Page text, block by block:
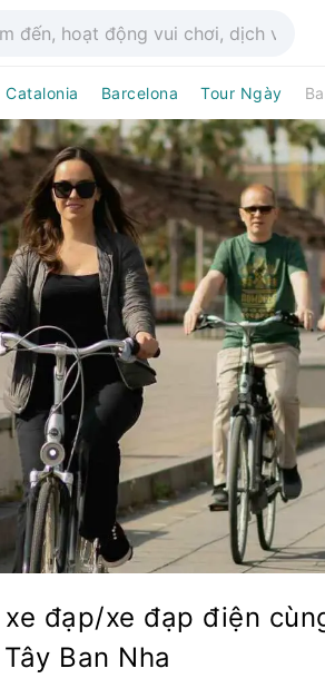
Catalonia Barcelona Tour Ngày
đạp/xe đạp điện
Ban Nha